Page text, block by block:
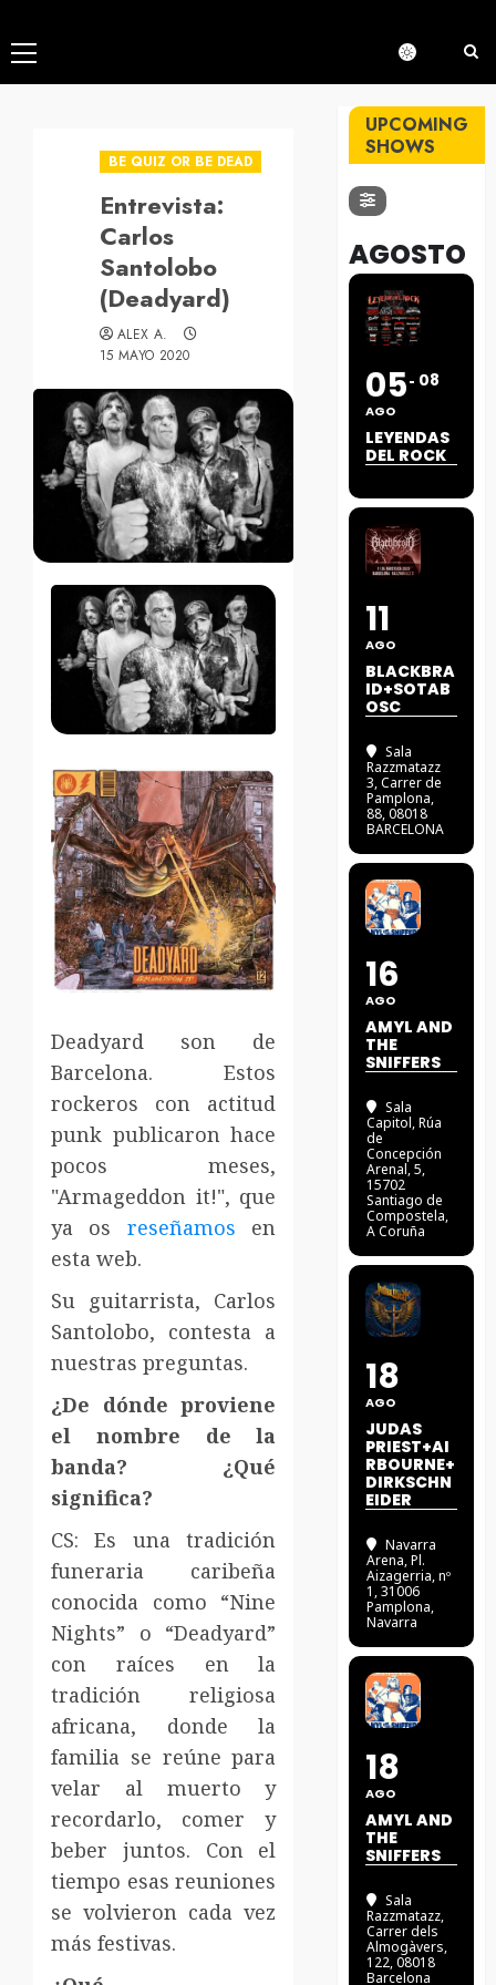
Menú
principal
BE QUIZ OR BE DEAD
Entrevista:
Carlos
Santolobo
(Deadyard)
ALEX A.
15 MAYO 2020
Deadyard son de
Barcelona. Estos
rockeros con actitud
punk publicaron hace
pocos meses,
"Armageddon it!", que
ya os reseñamos en
esta web.
Su guitarrista, Carlos
Santolobo, contesta a
nuestras preguntas.
¿De dónde proviene
el nombre de la
banda? ¿Qué
significa?
CS: Es una tradición
funeraria caribeña
conocida como “Nine
Nights” o “Deadyard”
con raíces en la
tradición religiosa
africana, donde la
familia se reúne para
velar al muerto y
recordarlo, comer y
beber juntos. Con el
tiempo esas reuniones
se volvieron cada vez
más festivas.
UPCOMING
SHOWS
AGOSTO
05
AGO
08
LEYENDAS
DEL ROCK
11
AGO
BLACKBRA
ID+SOTAB
OSC
Sala
Razzmatazz
3, Carrer de
Pamplona,
88, 08018
BARCELONA
16
AGO
AMYL AND
THE
SNIFFERS
Sala
Capitol, Rúa
de
Concepción
Arenal, 5,
15702
Santiago de
Compostela,
A Coruña
18
AGO
JUDAS
PRIEST+AI
RBOURNE+
DIRKSCHN
EIDER
Navarra
Arena, Pl.
Aizagerria, nº
1, 31006
Pamplona,
Navarra
18
AGO
AMYL AND
THE
SNIFFERS
Sala
Razzmatazz,
Carrer dels
Almogàvers,
122, 08018
Barcelona